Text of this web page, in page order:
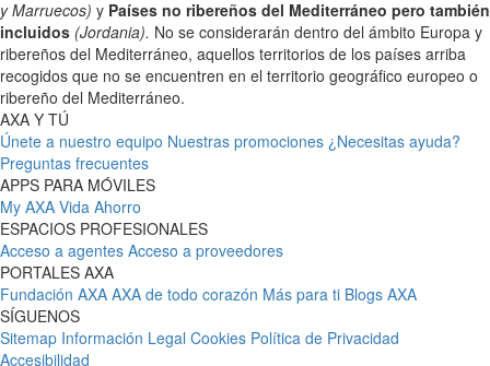
y Marruecos) y Países no ribereños del Mediterráneo pero también
incluidos (Jordania). No se considerarán dentro del ámbito Europa y
ribereños del Mediterráneo, aquellos territorios de los países arriba
recogidos que no se encuentren en el territorio geográfico europeo o
ribereño del Mediterráneo.
AXA Y TÚ
Únete a nuestro equipo Nuestras promociones ¿Necesitas ayuda?
Preguntas frecuentes
APPS PARA MÓVILES
My AXA Vida Ahorro
ESPACIOS PROFESIONALES
Acceso a agentes Acceso a proveedores
PORTALES AXA
Fundación AXA AXA de todo corazón Más para ti Blogs AXA
SÍGUENOS
Sitemap Información Legal Cookies Política de Privacidad
Accesibilidad